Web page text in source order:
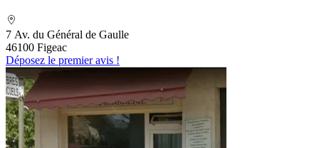
7 Av. du Général de Gaulle
46100 Figeac
Déposez le premier avis !